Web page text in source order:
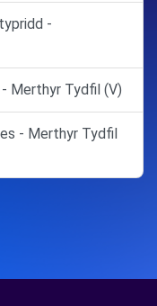
-
Merthyr Tydfil (V)
- Merthyr Tydfil